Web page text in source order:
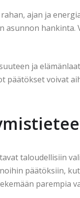
ajan ja
asunnon hankinta.
ja
päätökset voivat
taloudellisiin
päätöksiin,
parempia